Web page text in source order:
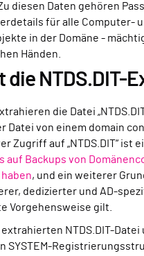
diesen Daten gehören
für alle Computer-
in der Domäne -
Händen.
die NTDS.DIT-
die Datei
Datei von einem domain
Zugriff auf „NTDS.DIT“ ist
auf Backups von
, und ein weiterer
dedizierter und AD-
Vorgehensweise gilt.
NTDS.DIT-Datei
SYSTEM-